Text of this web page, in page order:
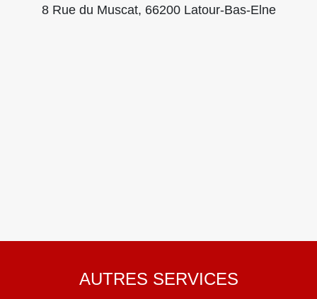
8 Rue du Muscat, 66200 Latour-Bas-Elne
AUTRES SERVICES